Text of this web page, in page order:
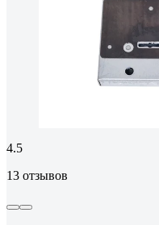
4.5
13 отзывов